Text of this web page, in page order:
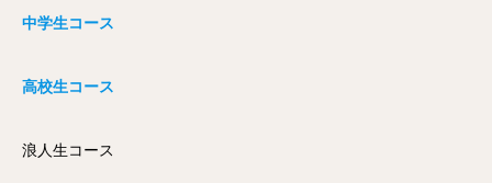
中学生コース
高校生コース
浪人生コース